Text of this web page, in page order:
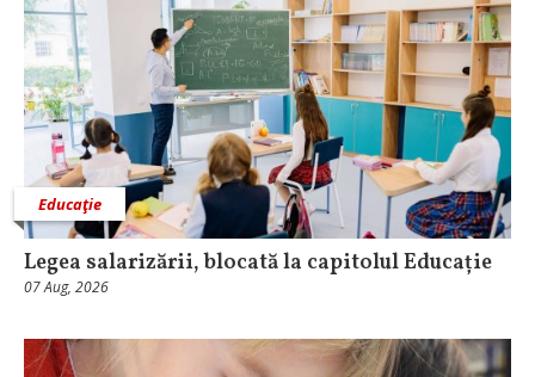
Educaţie
Legea salarizării, blocată la capitolul Educație
07 Aug, 2026